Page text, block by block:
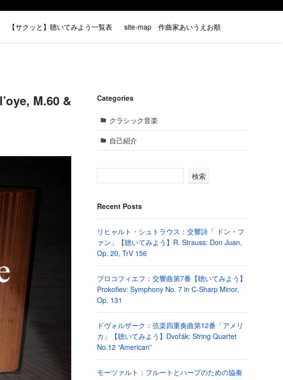
【サクッと】聴いてみよう一覧表 site-map 作曲家あいうえお順
M.60 & Categories
クラシック音楽
自己紹介
検索
Recent Posts
リヒャルト・シュトラウス：交響詩「 ドン・フ
ァン」【聴いてみよう】R. Strauss: Don Juan,
Op. 20, TrV 156
プロコフィエフ：交響曲第7番【聴いてみよう】
Prokofiev: Symphony No. 7 in C-Sharp Minor,
Op. 131
ドヴォルザーク：弦楽四重奏曲第12番「アメリ
カ」【聴いてみよう】Dvořák: String Quartet
No.12 “American”
モーツァルト：フルートとハープのための協奏